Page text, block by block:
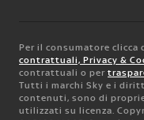
Per il consumatore clicca
contrattuali, Privacy &
contrattuali o per
Tutti i marchi Sky e i
contenuti, sono di
utilizzati su licenza.